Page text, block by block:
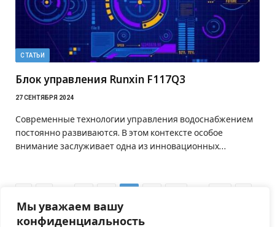
Мы уважаем вашу
конфиденциальность
СТАТЬИ
Блок управления Runxin F117Q3
27 СЕНТЯБРЯ 2024
Современные технологии управления водоснабжением
постоянно развиваются. В этом контексте особое
внимание заслуживает одна из инновационных…